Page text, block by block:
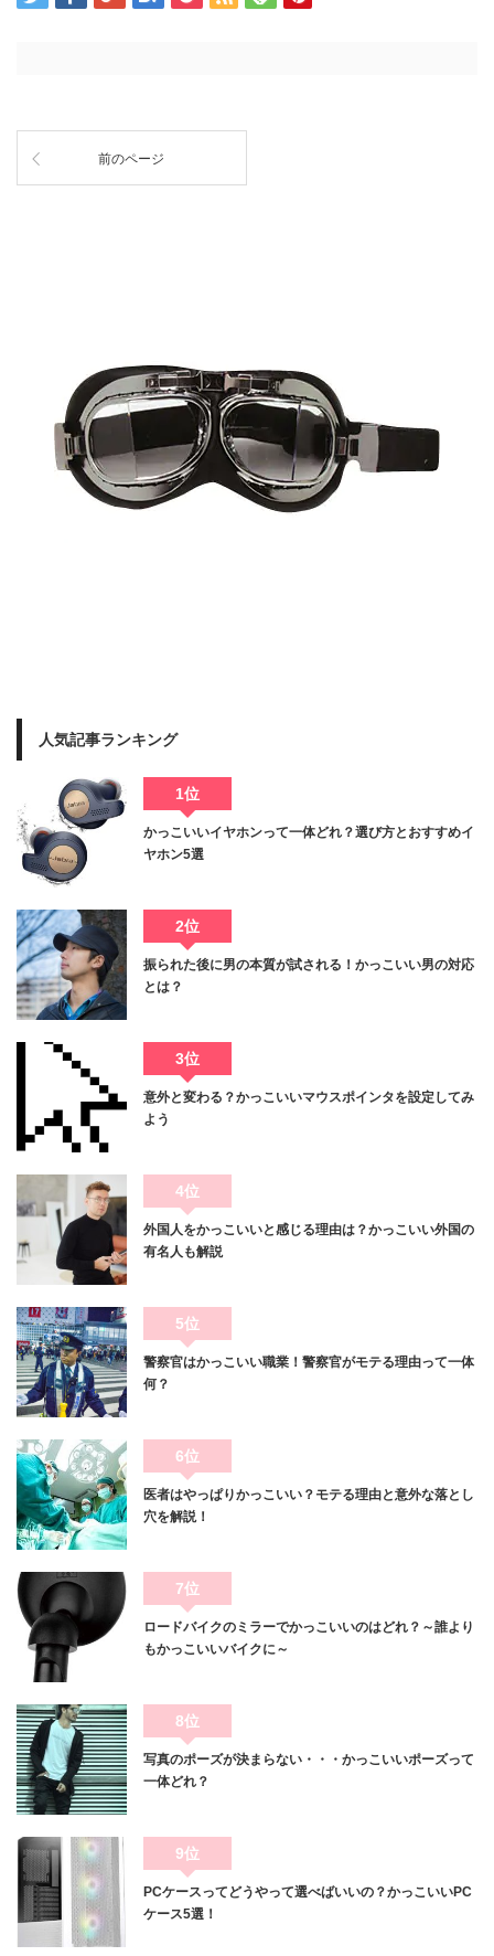
前のページ
人気記事ランキング
1位
かっこいいイヤホンって一体どれ？選び方とおすすめイ
ヤホン5選
2位
振られた後に男の本質が試される！かっこいい男の対応
とは？
3位
意外と変わる？かっこいいマウスポインタを設定してみ
よう
4位
外国人をかっこいいと感じる理由は？かっこいい外国の
有名人も解説
5位
警察官はかっこいい職業！警察官がモテる理由って一体
何？
6位
医者はやっぱりかっこいい？モテる理由と意外な落とし
穴を解説！
7位
ロードバイクのミラーでかっこいいのはどれ？～誰より
もかっこいいバイクに～
8位
写真のポーズが決まらない・・・かっこいいポーズって
一体どれ？
9位
PCケースってどうやって選べばいいの？かっこいいPC
ケース5選！